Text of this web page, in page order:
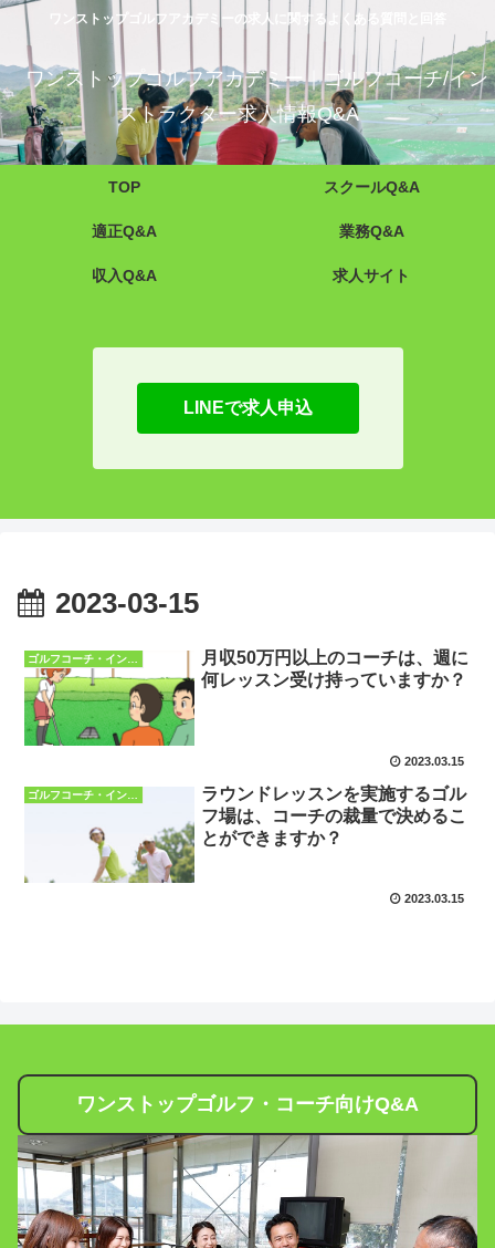
ワンストップゴルフアカデミーの求人に関するよくある質問と回答
ワンストップゴルフアカデミー｜ゴルフコーチ/イン
ストラクター求人情報Q&A
TOP スクールQ&A
適正Q&A 業務Q&A
収入Q&A 求人サイト
LINEで求人申込
2023-03-15
月収50万円以上のコーチは、週に
何レッスン受け持っていますか？
2023.03.15
ゴルフコーチ・インストラクターQ&A
ラウンドレッスンを実施するゴル
フ場は、コーチの裁量で決めるこ
とができますか？
2023.03.15
ワンストップゴルフ・コーチ向けQ&A